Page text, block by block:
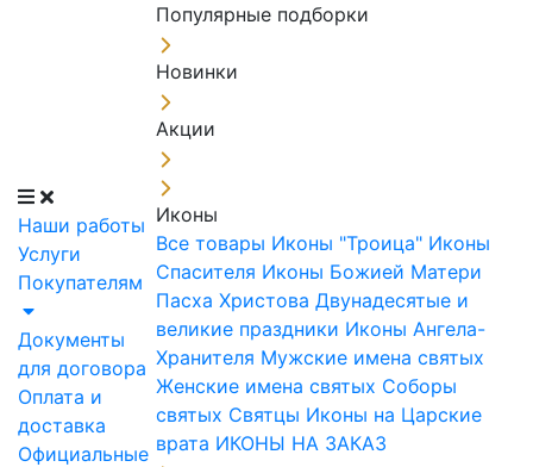
Наши работы
Услуги
Покупателям
Документы
для договора
Оплата и
доставка
Официальные
Популярные подборки
Новинки
Акции
Иконы
Все товары Иконы "Троица" Иконы
Спасителя Иконы Божией Матери
Пасха Христова Двунадесятые и
великие праздники Иконы Ангела-
Хранителя Мужские имена святых
Женские имена святых Соборы
святых Святцы Иконы на Царские
врата ИКОНЫ НА ЗАКАЗ